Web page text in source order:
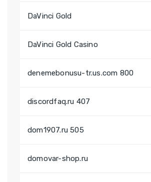
DaVinci Gold
DaVinci Gold Casino
denemebonusu-tr.us.com 800
discordfaq.ru 407
dom1907.ru 505
domovar-shop.ru